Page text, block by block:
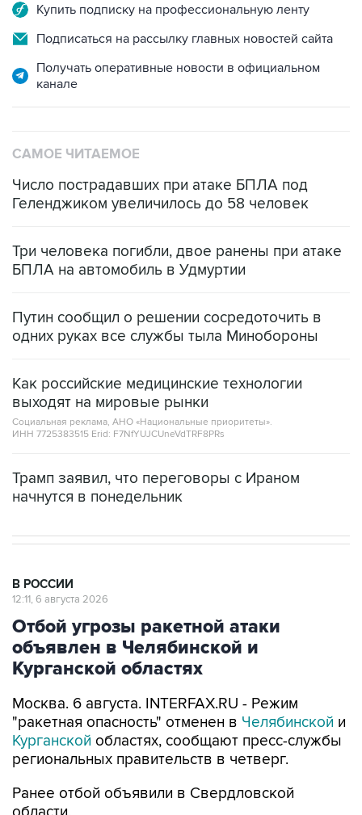
Купить подписку на профессиональную ленту
Подписаться на рассылку главных новостей сайта
Получать оперативные новости в официальном
канале
САМОЕ ЧИТАЕМОЕ
Число пострадавших при атаке БПЛА под
Геленджиком увеличилось до 58 человек
Три человека погибли, двое ранены при атаке
БПЛА на автомобиль в Удмуртии
Путин сообщил о решении сосредоточить в
одних руках все службы тыла Минобороны
Как российские медицинские технологии
выходят на мировые рынки
Социальная реклама, АНО «Национальные приоритеты».
ИНН 7725383515 Erid: F7NfYUJCUneVdTRF8PRs
Трамп заявил, что переговоры с Ираном
начнутся в понедельник
В РОССИИ
12:11, 6 августа 2026
Отбой угрозы ракетной атаки
объявлен в Челябинской и
Курганской областях
Москва. 6 августа. INTERFAX.RU - Режим
"ракетная опасность" отменен в Челябинской и
Курганской областях, сообщают пресс-службы
региональных правительств в четверг.
Ранее отбой объявили в Свердловской